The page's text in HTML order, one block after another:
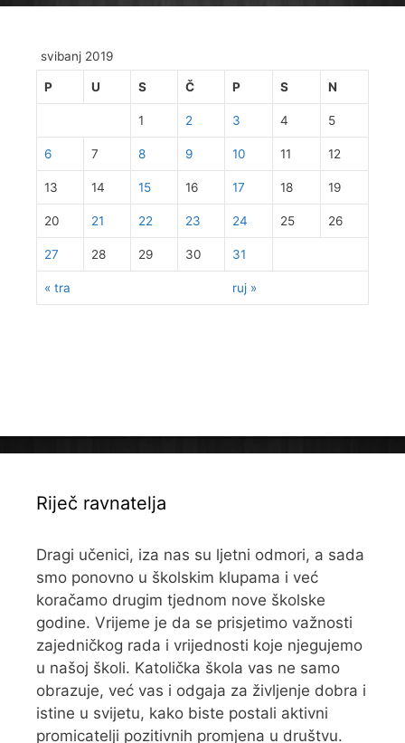
svibanj 2019
P U S Č P S N
« tra ruj »
1 2 3 4 5
6 7 8 9 10 11 12
13 14 15 16 17 18 19
20 21 22 23 24 25 26
27 28 29 30 31
Riječ ravnatelja
Dragi učenici, iza nas su ljetni odmori, a sada
smo ponovno u školskim klupama i već
koračamo drugim tjednom nove školske
godine. Vrijeme je da se prisjetimo važnosti
zajedničkog rada i vrijednosti koje njegujemo
u našoj školi. Katolička škola vas ne samo
obrazuje, već vas i odgaja za življenje dobra i
istine u svijetu, kako biste postali aktivni
promicatelji pozitivnih promjena u društvu.